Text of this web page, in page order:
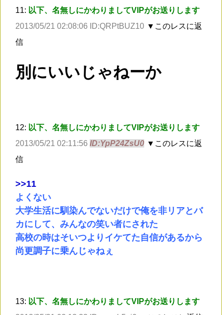
11: 以下、名無しにかわりましてVIPがお送りします
2013/05/21 02:08:06 ID:QRPtBUZ10 ▼このレスに返
信
別にいいじゃねーか
12: 以下、名無しにかわりましてVIPがお送りします
2013/05/21 02:11:56 ID:YpP24ZsU0 ▼このレスに返
信
>>11
よくない
大学生活に馴染んでないだけで俺を非リアとバ
カにして、みんなの笑い者にされた
高校の時はそいつよりイケてた自信があるから
尚更調子に乗んじゃねぇ
13: 以下、名無しにかわりましてVIPがお送りします